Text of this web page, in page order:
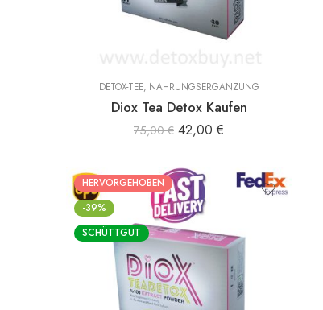
DETOX-TEE, NAHRUNGSERGÄNZUNG
Diox Tea Detox Kaufen
75,00€ 42,00 €
HERVORGEHOBEN
-39%
SCHÜTTGUT